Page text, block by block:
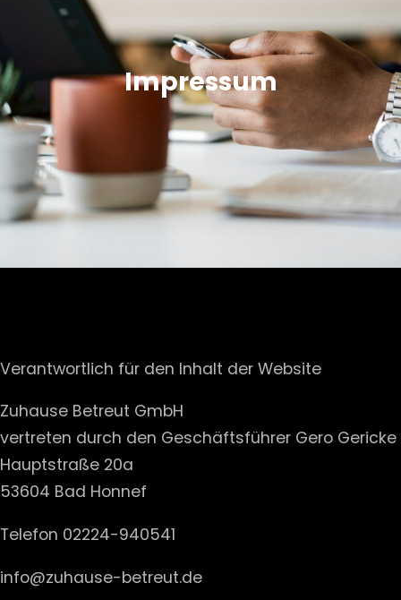
Impressum
Verantwortlich für den Inhalt der Website
Zuhause Betreut GmbH
vertreten durch den Geschäftsführer Gero Gericke
Hauptstraße 20a
53604 Bad Honnef
Telefon 02224-940541
info@zuhause-betreut.de